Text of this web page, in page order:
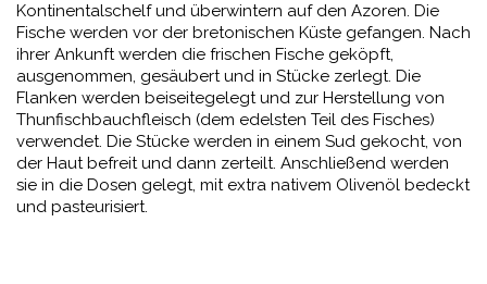
Kontinentalschelf und überwintern auf den Azoren. Die
Fische werden vor der bretonischen Küste gefangen. Nach
ihrer Ankunft werden die frischen Fische geköpft,
ausgenommen, gesäubert und in Stücke zerlegt. Die
Flanken werden beiseitegelegt und zur Herstellung von
Thunfischbauchfleisch (dem edelsten Teil des Fisches)
verwendet. Die Stücke werden in einem Sud gekocht, von
der Haut befreit und dann zerteilt. Anschließend werden
sie in die Dosen gelegt, mit extra nativem Olivenöl bedeckt
und pasteurisiert.